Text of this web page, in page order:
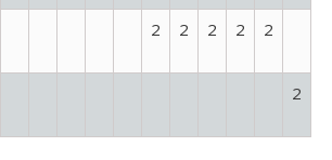
2 2 2 2 2
2